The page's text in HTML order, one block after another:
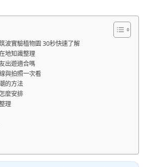
波實驗植物園 30秒快速了解
地知識整理
出遊適合嗎
與拍照一次看
的方法
麼安排
理